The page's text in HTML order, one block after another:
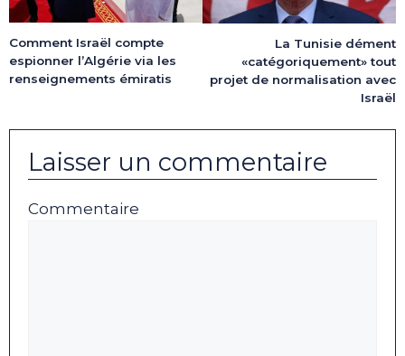
Comment Israël compte
espionner l’Algérie via les
renseignements émiratis
La Tunisie dément
«catégoriquement» tout
projet de normalisation avec
Israël
Laisser un commentaire
Commentaire